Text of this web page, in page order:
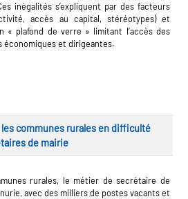
inégalités s’expliquent par des facteurs
accès au capital, stéréotypes) et
« plafond de verre » limitant l’accès des
économiques et dirigeantes.
communes rurales en difficulté
de mairie
rurales, le métier de secrétaire de
avec des milliers de postes vacants et